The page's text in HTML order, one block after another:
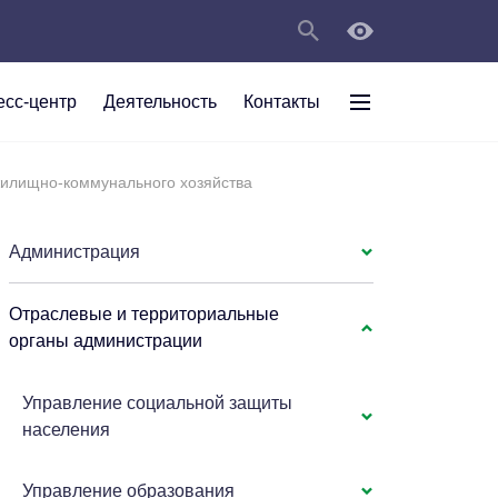
центр Деятельность Контакты
Анжеро-
коммунального хозяйства
Администрация
Отраслевые и территориальные
органы администрации
Управление социальной защиты
населения
Управление образования